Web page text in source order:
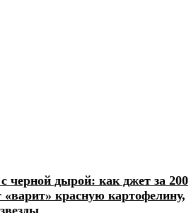
черной дырой: как джет за 200
красную картофелину,